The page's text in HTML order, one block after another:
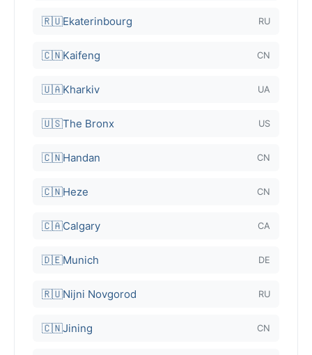
🇷🇺Ekaterinbourg RU
🇨🇳Kaifeng CN
🇺🇦Kharkiv UA
🇺🇸The Bronx US
🇨🇳Handan CN
🇨🇳Heze CN
🇨🇦Calgary CA
🇩🇪Munich DE
🇷🇺Nijni Novgorod RU
🇨🇳Jining CN